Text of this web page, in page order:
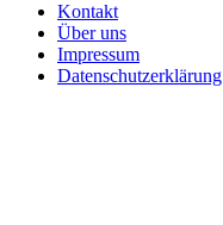
Kontakt
Über uns
Impressum
Datenschutzerklärung